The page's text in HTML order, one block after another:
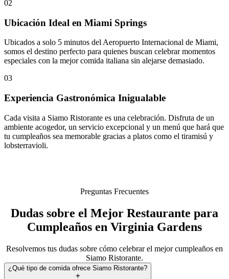
02
Ubicación Ideal en Miami Springs
Ubicados a solo 5 minutos del Aeropuerto Internacional de Miami,
somos el destino perfecto para quienes buscan celebrar momentos
especiales con la mejor comida italiana sin alejarse demasiado.
03
Experiencia Gastronómica Inigualable
Cada visita a Siamo Ristorante es una celebración. Disfruta de un
ambiente acogedor, un servicio excepcional y un menú que hará que
tu cumpleaños sea memorable gracias a platos como el tiramisú y
lobsterravioli.
Preguntas Frecuentes
Dudas sobre el Mejor Restaurante para
Cumpleaños en Virginia Gardens
Resolvemos tus dudas sobre cómo celebrar el mejor cumpleaños en
Siamo Ristorante.
¿Qué tipo de comida ofrece Siamo Ristorante?